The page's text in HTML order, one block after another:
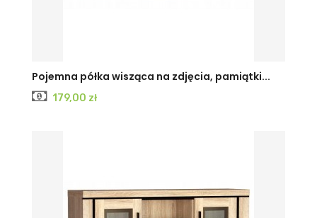
KRAFTJESIONJESION
Pojemna półka wisząca na zdjęcia, pamiątki...
Cena
179,00 zł